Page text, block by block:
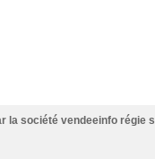
la société vendeeinfo